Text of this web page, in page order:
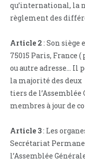
qu’international, la
règlement des
Article 2 : Son siège
75015 Paris, France (
ou autre adresse… Il
la majorité des deux
tiers de l’Assemblée
membres à jour de
Article 3: Les
Secrétariat
l’Assemblée